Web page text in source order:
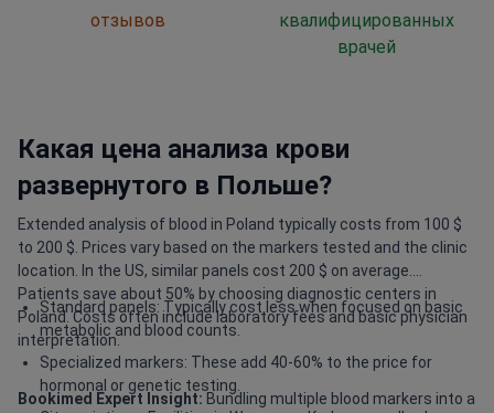
отзывов
квалифицированных
врачей
Какая цена анализа крови
развернутого в Польше?
Extended analysis of blood in Poland typically costs from 100 $
to 200 $. Prices vary based on the markers tested and the clinic
location. In the US, similar panels cost 200 $ on average.
Patients save about 50% by choosing diagnostic centers in
Poland. Costs often include laboratory fees and basic physician
interpretation.
Standard panels: Typically cost less when focused on basic
metabolic and blood counts.
Specialized markers: These add 40-60% to the price for
hormonal or genetic testing.
Bookimed Expert Insight: Bundling multiple blood markers into a